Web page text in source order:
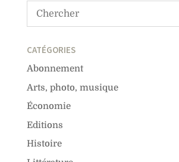
CATÉGORIES
Abonnement
Arts, photo, musique
Économie
Editions
Histoire